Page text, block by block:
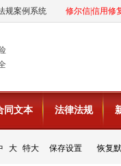
规案例系统 修尔信|信用修
同文本 法律法规
大 特大 保存设置 恢复